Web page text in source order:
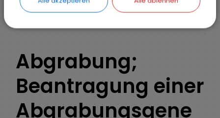
ZURÜCK
Abgrabung;
Beantragung einer
Abgrabungsgene